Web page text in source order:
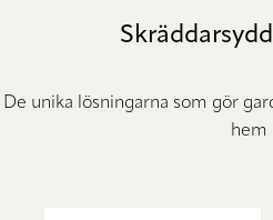
De unika lösningarna som gör
hem